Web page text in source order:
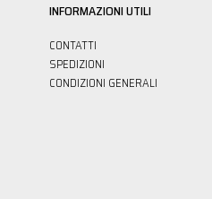
INFORMAZIONI UTILI
CONTATTI
SPEDIZIONI
CONDIZIONI GENERALI